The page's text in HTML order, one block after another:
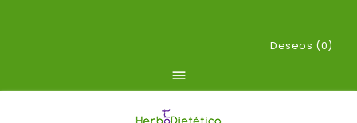
Deseos (0)
